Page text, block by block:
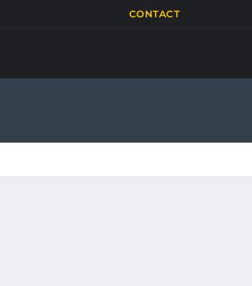
CONTACT